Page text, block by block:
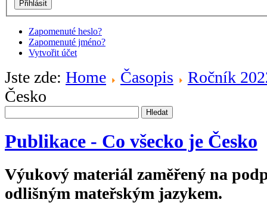
Zapomenuté heslo?
Zapomenuté jméno?
Vytvořit účet
Jste zde: Home Časopis
Ročník
Česko
Hledat
Publikace - Co všecko je Česko
Výukový materiál zaměřený na
odlišným mateřským jazykem.